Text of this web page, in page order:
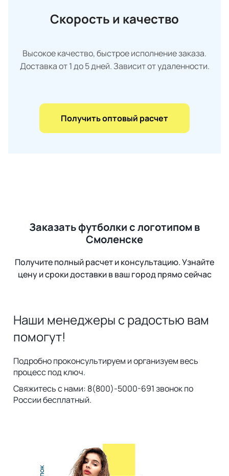
Скорость и качество
Высокое качество, быстрое исполнение заказа.
Доставка от 1 до 5 дней. Зависит от удаленности.
Получить оптовый расчет
Заказать футболки с логотипом в
Смоленске
Получите полный расчет и консультацию. Узнайте
цену и сроки доставки в ваш город прямо сейчас
Наши менеджеры с радостью вам
помогут!
Подробно проконсультируем и организуем весь
процесс под ключ.
Свяжитесь с нами: 8(800)-5000-691 звонок по
России бесплатный.